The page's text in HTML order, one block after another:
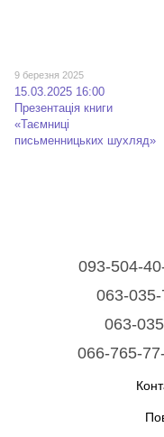
9 березня 2025
15.03.2025 16:00
Презентація книги
«Таємниці
письменницьких шухляд»
093-504-
063-
063-
066-765-